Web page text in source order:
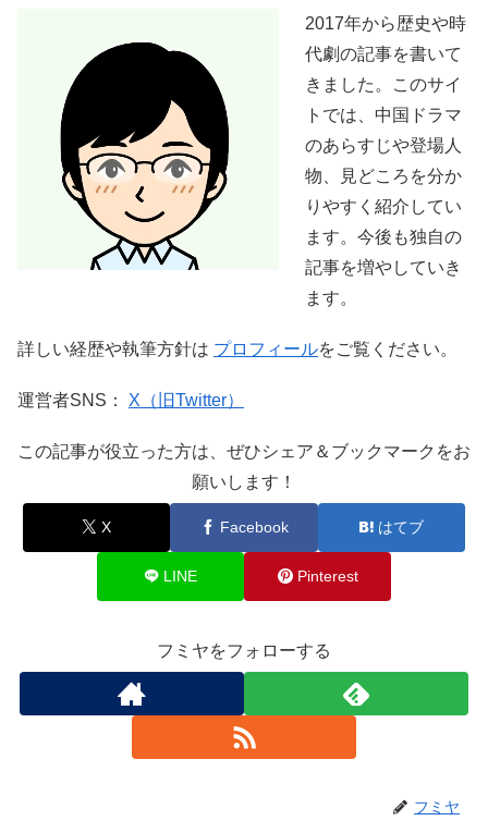
2017年から歴史や時
代劇の記事を書いて
きました。このサイ
トでは、中国ドラマ
のあらすじや登場人
物、見どころを分か
りやすく紹介してい
ます。今後も独自の
記事を増やしていき
ます。
詳しい経歴や執筆方針は プロフィールをご覧ください。
運営者SNS： X（旧Twitter）
この記事が役立った方は、ぜひシェア＆ブックマークをお
願いします！
X Facebook はてブ
LINE Pinterest
フミヤをフォローする
フミヤ